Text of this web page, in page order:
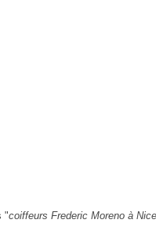
"coiffeurs Frederic Moreno à Nice